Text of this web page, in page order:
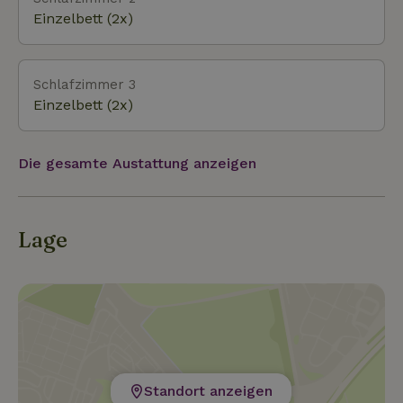
(Dinosaurierpark) (4,5 km), den Erholungssee
Wedderbergen (2,4 km), die alte Festung Bourtange
(12,4 km), die Thermalbäder in Bad Nieuweschans
(24,9 km), die Wildlands in Emmen (43,2 km), die
Meyer Werft in Papenburg (30 km) und Shopping in
Einzelbett (2x)
Schlafzimmer 3
Einzelbett (2x)
Die gesamte Austattung anzeigen
Lage
Standort anzeigen